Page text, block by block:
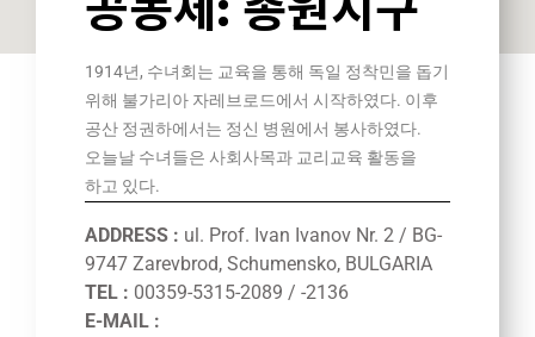
1914년, 수녀회는 교육을 통해 독일 정착민을 돕기
위해 불가리아 자레브로드에서 시작하였다. 이후
공산 정권하에서는 정신 병원에서 봉사하였다.
오늘날 수녀들은 사회사목과 교리교육 활동을
하고 있다.
ADDRESS : ul. Prof. Ivan Ivanov Nr. 2 / BG-
9747 Zarevbrod, Schumensko, BULGARIA
TEL : 00359-5315-2089 / -2136
E-MAIL :